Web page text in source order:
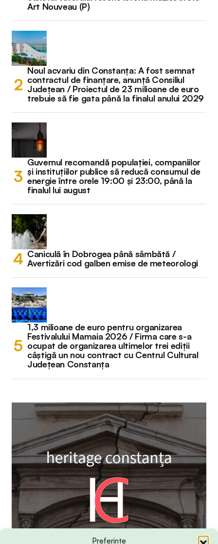
Preferințe
Art Nouveau (P)
Noul acvariu din Constanța: A fost semnat
contractul de finanțare, anunță Consiliul
Județean / Proiectul de 23 milioane de euro
trebuie să fie gata până la finalul anului 2029
Guvernul recomandă populației, companiilor
și instituțiilor publice să reducă consumul de
energie între orele 19:00 și 23:00, până la
finalul lui august
Caniculă în Dobrogea până sâmbătă /
Avertizări cod galben emise de meteorologi
1,3 milioane de euro pentru organizarea
Festivalului Mamaia 2026 / Firma care s-a
ocupat de organizarea ultimelor trei ediții
câștigă un nou contract cu Centrul Cultural
Județean Constanța